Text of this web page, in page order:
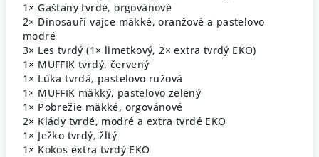
1× Gaštany tvrdé, orgovánové
2× Dinosauří vajce mäkké, oranžové a pastelovo
modré
3× Les tvrdý (1× limetkový, 2× extra tvrdý EKO)
1× MUFFIK tvrdý, červený
1× Lúka tvrdá, pastelovo ružová
1× MUFFIK mäkký, pastelovo zelený
1× Pobrežie mäkké, orgovánové
2× Klády tvrdé, modré a extra tvrdé EKO
1× Ježko tvrdý, žltý
1× Kokos extra tvrdý EKO